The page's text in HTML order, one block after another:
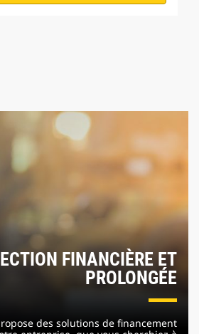
FINANCIÈRE ET
PROLONGÉE
des solutions de financement